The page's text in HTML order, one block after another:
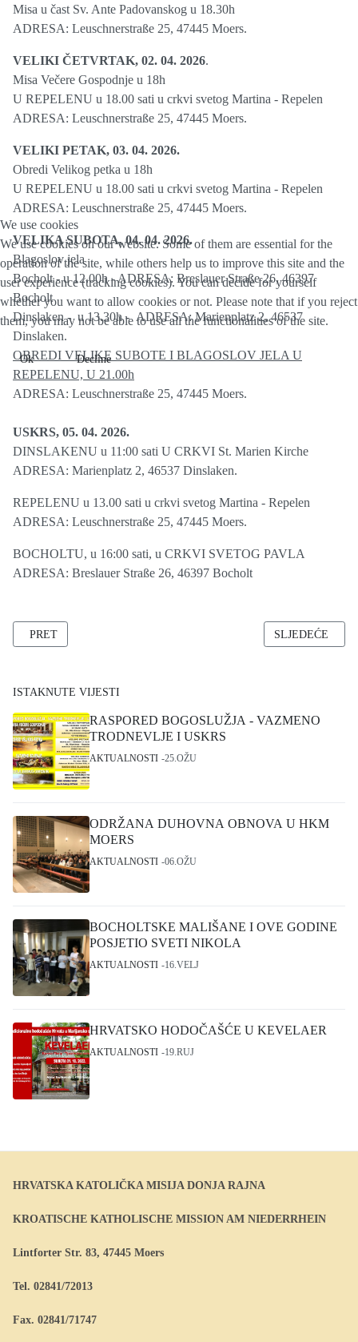
Misa u čast Sv. Ante Padovanskog u 18.30h
ADRESA: Leuschnerstraße 25, 47445 Moers.
VELIKI ČETVRTAK, 02. 04. 2026.
Misa Večere Gospodnje u 18h
U REPELENU u 18.00 sati u crkvi svetog Martina - Repelen
ADRESA: Leuschnerstraße 25, 47445 Moers.
VELIKI PETAK, 03. 04. 2026.
Obredi Velikog petka u 18h
U REPELENU u 18.00 sati u crkvi svetog Martina - Repelen
ADRESA: Leuschnerstraße 25, 47445 Moers.
VELIKA SUBOTA, 04. 04. 2026.
Blagoslov jela
Bocholt - u 12.00h - ADRESA: Breslauer Straße 26, 46397
Bocholt
Dinslaken - u 13.30h - ADRESA: Marienplatz 2, 46537
Dinslaken.
OBREDI VELIKE SUBOTE I BLAGOSLOV JELA U
REPELENU, U 21.00h
ADRESA: Leuschnerstraße 25, 47445 Moers.
USKRS, 05. 04. 2026.
DINSLAKENU u 11:00 sati U CRKVI St. Marien Kirche
ADRESA: Marienplatz 2, 46537 Dinslaken.
REPELENU u 13.00 sati u crkvi svetog Martina - Repelen
ADRESA: Leuschnerstraße 25, 47445 Moers.
BOCHOLTU, u 16:00 sati, u CRKVI SVETOG PAVLA
ADRESA: Breslauer Straße 26, 46397 Bocholt
PRETHODNI ČLANAK: SRETAN I BLAGOSLOVLJEN USKRS -
PRET SLJEDEĆI
SLJEDEĆE
ISTAKNUTE VIJESTI
RASPORED BOGOSLUŽJA - VAZMENO
TRODNEVLJE I USKRS
AKTUALNOSTI 25.OŽU
ODRŽANA DUHOVNA OBNOVA U HKM
MOERS
AKTUALNOSTI 06.OŽU
BOCHOLTSKE MALIŠANE I OVE GODINE
POSJETIO SVETI NIKOLA
AKTUALNOSTI 16.VELJ
HRVATSKO HODOČAŠĆE U KEVELAER
AKTUALNOSTI 19.RUJ
HRVATSKA KATOLIČKA MISIJA DONJA RAJNA
KROATISCHE KATHOLISCHE MISSION AM NIEDERRHEIN
Lintforter Str. 83, 47445 Moers
Tel. 02841/72013
Fax. 02841/71747
We use cookies
We use cookies on our website. Some of them are essential for the
operation of the site, while others help us to improve this site and the
user experience (tracking cookies). You can decide for yourself
whether you want to allow cookies or not. Please note that if you reject
them, you may not be able to use all the functionalities of the site.
Ok Decline